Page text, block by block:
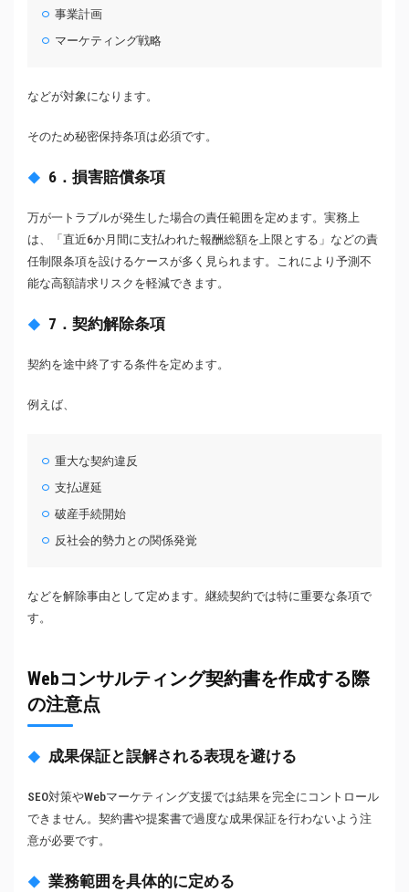
事業計画
マーケティング戦略
などが対象になります。
そのため秘密保持条項は必須です。
6．損害賠償条項
万が一トラブルが発生した場合の責任範囲を定めます。実務上
は、「直近6か月間に支払われた報酬総額を上限とする」などの責
任制限条項を設けるケースが多く見られます。これにより予測不
能な高額請求リスクを軽減できます。
7．契約解除条項
契約を途中終了する条件を定めます。
例えば、
重大な契約違反
支払遅延
破産手続開始
反社会的勢力との関係発覚
などを解除事由として定めます。継続契約では特に重要な条項で
す。
Webコンサルティング契約書を作成する際
の注意点
成果保証と誤解される表現を避ける
SEO対策やWebマーケティング支援では結果を完全にコントロール
できません。契約書や提案書で過度な成果保証を行わないよう注
意が必要です。
業務範囲を具体的に定める